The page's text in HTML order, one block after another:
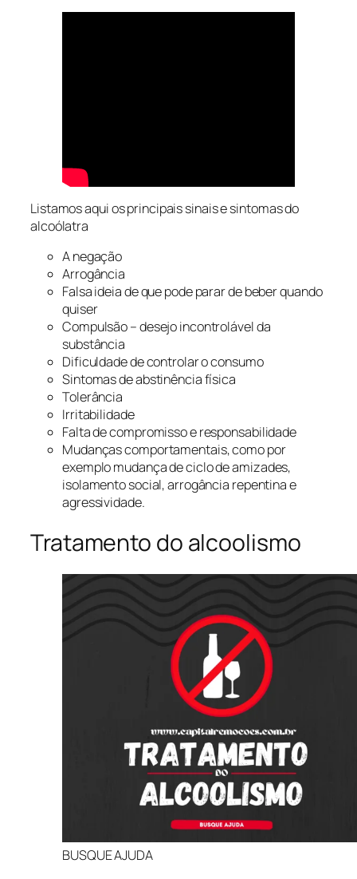
Listamos aqui os principais sinais e sintomas do
alcoólatra
A negação
Arrogância
Falsa ideia de que pode parar de beber quando
quiser
Compulsão – desejo incontrolável da
substância
Dificuldade de controlar o consumo
Sintomas de abstinência física
Tolerância
Irritabilidade
Falta de compromisso e responsabilidade
Mudanças comportamentais, como por
exemplo mudança de ciclo de amizades,
isolamento social, arrogância repentina e
agressividade.
Tratamento do alcoolismo
BUSQUE AJUDA